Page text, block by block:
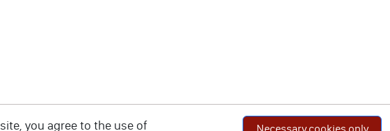
you agree to the use of